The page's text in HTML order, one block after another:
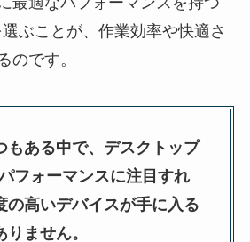
ぶことが、作業効率や快適さ
のです。
もある中で、デスクトップ
フォーマンスに注目すれ
の高いデバイスが手に入る
ません。